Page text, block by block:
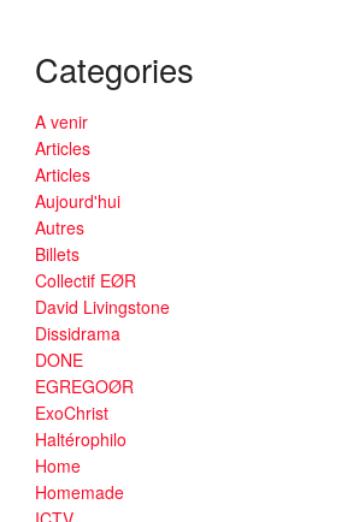
Categories
A venir
Articles
Articles
Aujourd'hui
Autres
Billets
Collectif EØR
David Livingstone
Dissidrama
DONE
EGREGOØR
ExoChrist
Haltérophilo
Home
Homemade